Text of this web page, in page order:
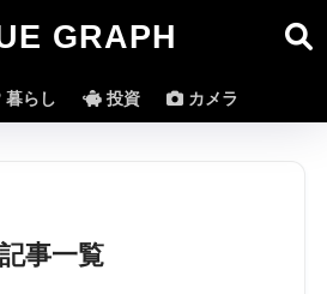
GRAPH
暮らし 投資 カメラ
事一覧